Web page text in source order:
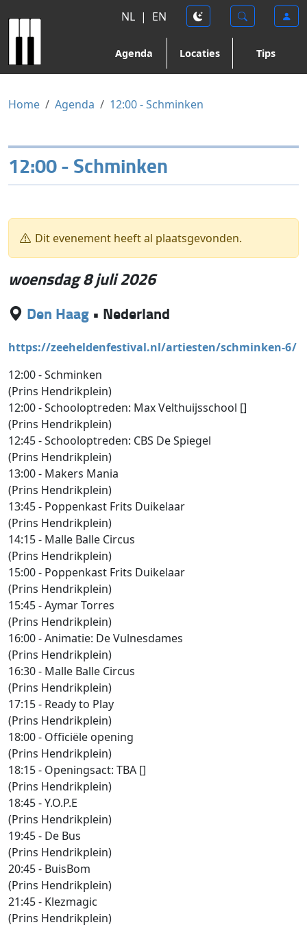
NL | EN
Agenda Locaties Tips
Home Agenda 12:00 - Schminken
12:00 - Schminken
Dit evenement heeft al plaatsgevonden.
woensdag 8 juli 2026
Den Haag • Nederland
https://zeeheldenfestival.nl/artiesten/schminken-6/
12:00 - Schminken
(Prins Hendrikplein)
12:00 - Schooloptreden: Max Velthuijsschool []
(Prins Hendrikplein)
12:45 - Schooloptreden: CBS De Spiegel
(Prins Hendrikplein)
13:00 - Makers Mania
(Prins Hendrikplein)
13:45 - Poppenkast Frits Duikelaar
(Prins Hendrikplein)
14:15 - Malle Balle Circus
(Prins Hendrikplein)
15:00 - Poppenkast Frits Duikelaar
(Prins Hendrikplein)
15:45 - Aymar Torres
(Prins Hendrikplein)
16:00 - Animatie: De Vulnesdames
(Prins Hendrikplein)
16:30 - Malle Balle Circus
(Prins Hendrikplein)
17:15 - Ready to Play
(Prins Hendrikplein)
18:00 - Officiële opening
(Prins Hendrikplein)
18:15 - Openingsact: TBA []
(Prins Hendrikplein)
18:45 - Y.O.P.E
(Prins Hendrikplein)
19:45 - De Bus
(Prins Hendrikplein)
20:45 - BuisBom
(Prins Hendrikplein)
21:45 - Klezmagic
(Prins Hendrikplein)